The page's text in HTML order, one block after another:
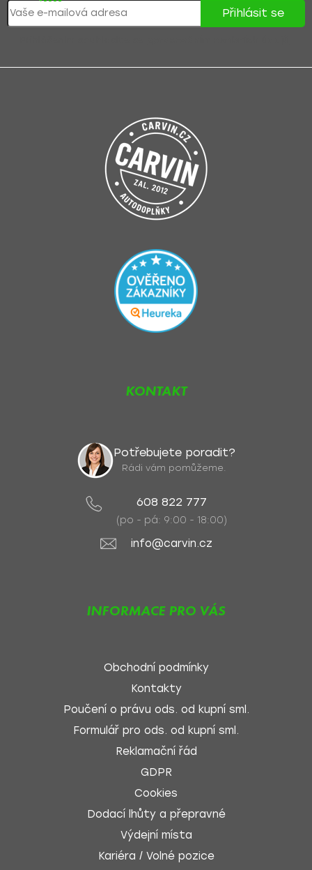
Přihlásit se
KONTAKT
Potřebujete poradit?
Rádi vám pomůžeme.
608 822 777
(po - pá: 9:00 - 18:00)
info@carvin.cz
INFORMACE PRO VÁS
Obchodní podmínky
Kontakty
Poučení o právu ods. od kupní sml.
Formulář pro ods. od kupní sml.
Reklamační řád
GDPR
Cookies
Dodací lhůty a přepravné
Výdejní místa
Kariéra / Volné pozice